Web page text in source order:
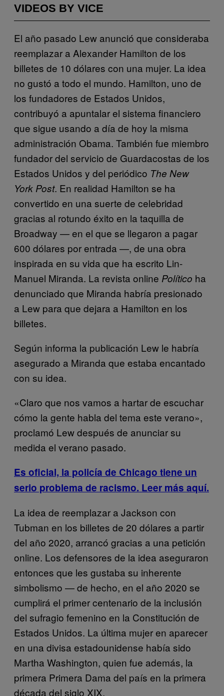
VIDEOS BY VICE
El año pasado Lew anunció que consideraba
reemplazar a Alexander Hamilton de los
billetes de 10 dólares con una mujer. La idea
no gustó a todo el mundo. Hamilton, uno de
los fundadores de Estados Unidos,
contribuyó a apuntalar el sistema financiero
que sigue usando a día de hoy la misma
administración Obama. También fue miembro
fundador del servicio de Guardacostas de los
Estados Unidos y del periódico The New
York Post. En realidad Hamilton se ha
convertido en una suerte de celebridad
gracias al rotundo éxito en la taquilla de
Broadway — en el que se llegaron a pagar
600 dólares por entrada —, de una obra
inspirada en su vida que ha escrito Lin-
Manuel Miranda. La revista online Político ha
denunciado que Miranda habría presionado
a Lew para que dejara a Hamilton en los
billetes.
Según informa la publicación Lew le habría
asegurado a Miranda que estaba encantado
con su idea.
«Claro que nos vamos a hartar de escuchar
cómo la gente habla del tema este verano»,
proclamó Lew después de anunciar su
medida el verano pasado.
Es oficial, la policía de Chicago tiene un
serio problema de racismo. Leer más aquí.
La idea de reemplazar a Jackson con
Tubman en los billetes de 20 dólares a partir
del año 2020, arrancó gracias a una petición
online. Los defensores de la idea aseguraron
entonces que les gustaba su inherente
simbolismo — de hecho, en el año 2020 se
cumplirá el primer centenario de la inclusión
del sufragio femenino en la Constitución de
Estados Unidos. La última mujer en aparecer
en una divisa estadounidense había sido
Martha Washington, quien fue además, la
primera Primera Dama del país en la primera
década del siglo XIX.